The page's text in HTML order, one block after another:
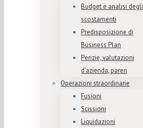
Budget e analisi degli
scostamenti
Predisposizione di
Business Plan
Perizie, valutazioni
d’azienda, pareri
Operazioni straordinarie
Fusioni
Scissioni
Liquidazioni